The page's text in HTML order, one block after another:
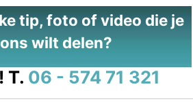
tip, foto of video die je
wilt delen?
T. 06 - 574 71 321